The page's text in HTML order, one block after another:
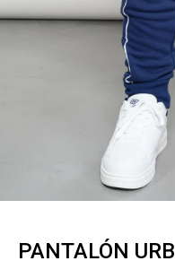
PANTALÓN